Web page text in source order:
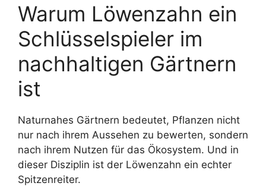
Warum Löwenzahn ein
Schlüsselspieler im
nachhaltigen Gärtnern
ist
Naturnahes Gärtnern bedeutet, Pflanzen nicht
nur nach ihrem Aussehen zu bewerten, sondern
nach ihrem Nutzen für das Ökosystem. Und in
dieser Disziplin ist der Löwenzahn ein echter
Spitzenreiter.